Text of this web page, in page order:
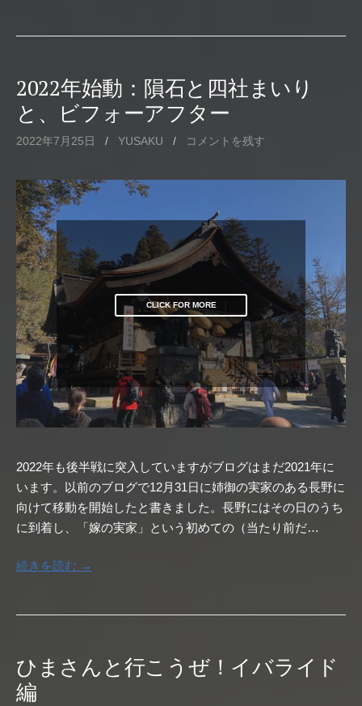
2022年始動：隕石と四社まいり
と、ビフォーアフター
2022年7月25日 / YUSAKU / コメントを残す
CLICK FOR MORE
2022年も後半戦に突入していますがブログはまだ2021年に
います。以前のブログで12月31日に姉御の実家のある長野に
向けて移動を開始したと書きました。長野にはその日のうち
に到着し、「嫁の実家」という初めての（当たり前だ…
続きを読む →
ひまさんと行こうぜ！イバライド
編